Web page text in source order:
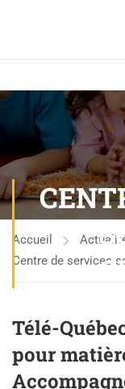
Accueil
Centre de services
Télé-
pour